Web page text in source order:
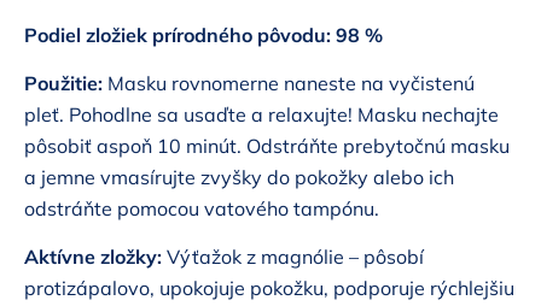
Podiel zložiek prírodného pôvodu: 98 %
Použitie: Masku rovnomerne naneste na vyčistenú
pleť. Pohodlne sa usaďte a relaxujte! Masku nechajte
pôsobiť aspoň 10 minút. Odstráňte prebytočnú masku
a jemne vmasírujte zvyšky do pokožky alebo ich
odstráňte pomocou vatového tampónu.
Aktívne zložky: Výťažok z magnólie – pôsobí
protizápalovo, upokojuje pokožku, podporuje rýchlejšiu